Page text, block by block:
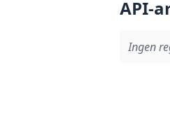
API-
Ingen